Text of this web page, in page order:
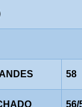
58
56/